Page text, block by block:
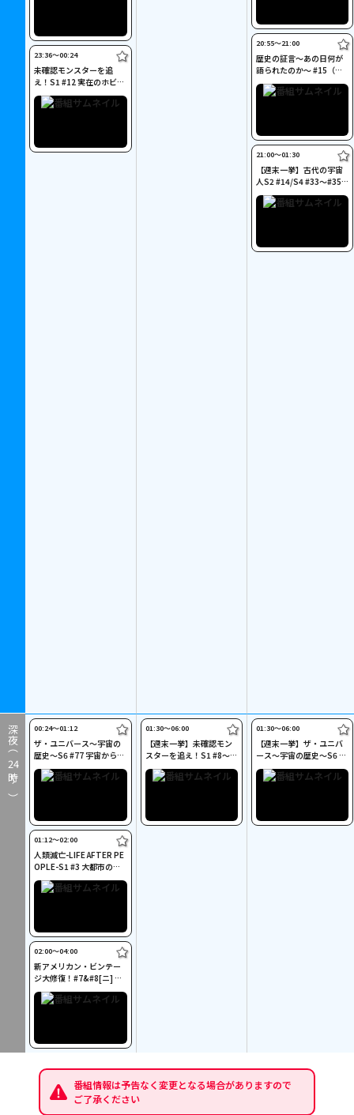
深夜（
24
時～）
23:36〜00:24
未確認モンスターを追
え！S1 #12 実在のホビッ
ト[ニ]
20:55〜21:00
歴史の証言～あの日何が
語られたのか～ #15（千
代の富士）
21:00〜01:30
【週末一挙】古代の宇宙
人S2 #14/S4 #33～#35&
#37[ニ]
00:24〜01:12
ザ・ユニバース～宇宙の
歴史～S6 #77 宇宙からみ
る地球の歴史[ニ]
01:12〜02:00
人類滅亡-LIFE AFTER PE
OPLE-S1 #3 大都市の危
機[ニ]
02:00〜04:00
新アメリカン・ビンテー
ジ大修復！#7&#8[ニ] ◆
プロの流儀
01:30〜06:00
【週末一挙】未確認モン
スターを追え！S1 #8～#
12[ニ]
01:30〜06:00
【週末一挙】ザ・ユニバ
ース～宇宙の歴史～S6 #7
3～#77[ニ]
番組情報は予告なく変更となる場合がありますので
ご了承ください